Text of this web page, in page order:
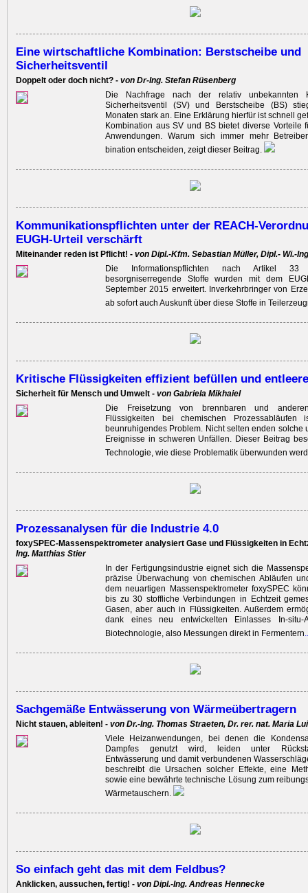
Eine wirtschaftliche Kombination: Berstscheibe und
Sicherheitsventil
Doppelt oder doch nicht? - von Dr-Ing. Stefan Rüsenberg
Die Nachfrage nach der relativ unbekannten
Sicherheitsventil (SV) und Berstscheibe (BS)
Monaten stark an. Eine Erklärung hierfür ist schnell
Kombination aus SV und BS bietet diverse Vorteile
Anwendungen. Warum sich immer mehr
bination entscheiden, zeigt dieser Beitrag.
Kommunikationspflichten unter der REACH-
EUGH-Urteil verschärft
Miteinander reden ist Pflicht! - von Dipl.-Kfm. Sebastian Müller, Dipl.- Wi.-
Die Informationspflichten nach Artikel 33
besorgniserregende Stoffe wurden mit dem
September 2015 erweitert. Inverkehrbringer von
ab sofort auch Auskunft über diese Stoffe in
Kritische Flüssigkeiten effizient befüllen und
Sicherheit für Mensch und Umwelt - von Gabriela Mikhaiel
Die Freisetzung von brennbaren und
Flüssigkeiten bei chemischen
beunruhigendes Problem. Nicht selten enden solche
Ereignisse in schweren Unfällen. Dieser Beitrag
Technologie, wie diese Problematik ­überwunden
Prozessanalysen für die Industrie 4.0
foxySPEC-Massenspektrometer analysiert Gase und Flüssigkeiten in
Ing. Matthias Stier
In der Fertigungsindustrie eignet sich die
präzise Überwachung von chemischen Abläufen
dem neuartigen Massenspektrometer foxySPEC
bis zu 30 stoffliche Verbindungen in Echtzeit
Gasen, aber auch in Flüssigkeiten. Außerdem
dank eines neu entwickelten Einlasses In-situ-
Biotechnologie, also Messungen direkt in Fermentern
Sachgemäße Entwässerung von Wärmeübertragern
Nicht stauen, ableiten! - von Dr.-Ing. Thomas Straeten, Dr. rer. nat. Maria
Viele Heizanwendungen, bei denen die
Dampfes genutzt wird, leiden unter
Entwässerung und damit verbundenen
beschreibt die Ursachen solcher Effekte, eine
sowie eine bewährte technische Lösung zum
Wärmetauschern.
So einfach geht das mit dem Feldbus?
Anklicken, aussuchen, fertig! - von Dipl.-Ing. Andreas Hennecke